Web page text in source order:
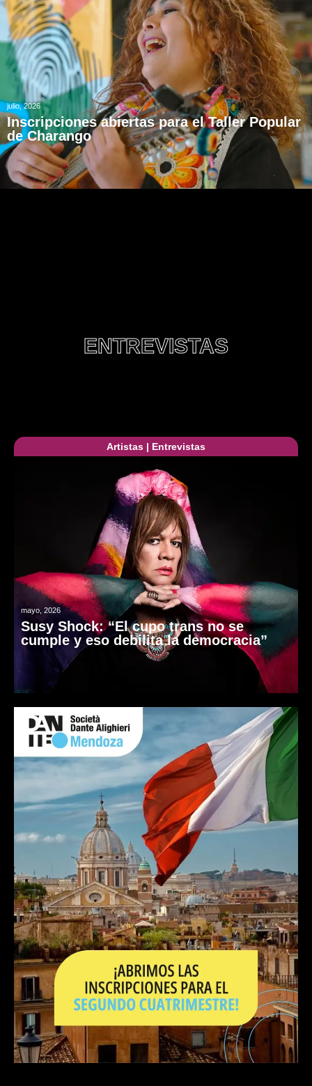
julio, 2026
Inscripciones abiertas para el Taller Popular
de Charango
ENTREVISTAS
Artistas | Entrevistas
mayo, 2026
Susy Shock: “El cupo trans no se
cumple y eso debilita la democracia”